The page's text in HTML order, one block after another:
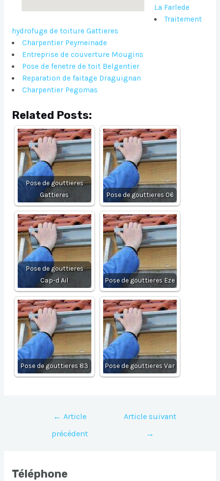
La Farlede
Traitement
hydrofuge de toiture Gattieres
Charpentier Peymeinade
Entreprise de couverture Mougins
Pose de fenetre de toit Belgentier
Reparation de faitage Draguignan
Charpentier Pegomas
Related Posts:
Pose de gouttieres
Gattieres
Pose de gouttieres 06
Pose de gouttieres
Cap-d Ail
Pose de gouttieres Eze
Pose de gouttieres 83 Pose de gouttieres Var
Navigation
l’article
← Article
précédent
Article suivant
→
Téléphone